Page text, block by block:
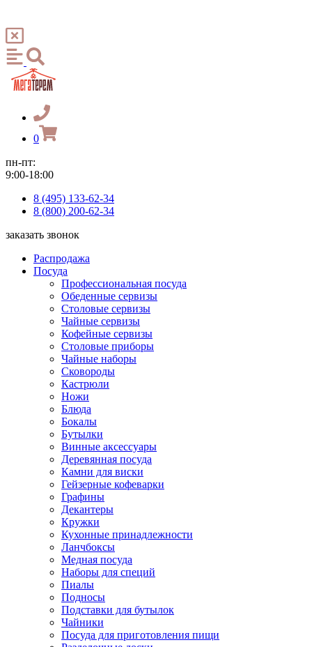
0
пн-пт:
9:00-18:00
8 (495) 133-62-34
8 (800) 200-62-34
заказать звонок
Распродажа
Посуда
Профессиональная посуда
Обеденные сервизы
Столовые сервизы
Чайные сервизы
Кофейные сервизы
Столовые приборы
Чайные наборы
Сковороды
Кастрюли
Ножи
Блюда
Бокалы
Бутылки
Винные аксессуары
Деревянная посуда
Камни для виски
Гейзерные кофеварки
Графины
Декантеры
Кружки
Кухонные принадлежности
Ланчбоксы
Медная посуда
Наборы для специй
Пиалы
Подносы
Подставки для бутылок
Чайники
Посуда для приготовления пищи